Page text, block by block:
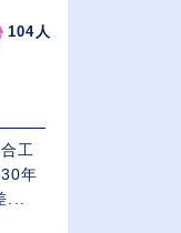
104人
工
年
...